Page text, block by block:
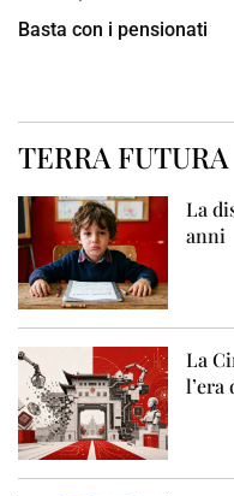
Basta con i pensionati
TERRA FUTURA
La
anni
La
l’era